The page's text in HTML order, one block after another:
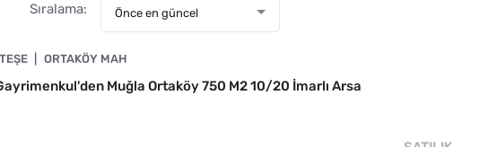
Sıralama: Önce en güncel
ORTAKÖY MAH
Muğla Ortaköy 750 M2 10/20 İmarlı Arsa